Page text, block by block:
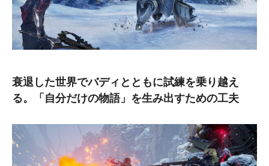
衰退した世界でバディとともに試練を乗り越え
る。「自分だけの物語」を生み出すための工夫